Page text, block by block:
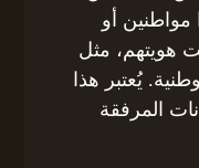
مواطنين أو
هويتهم، مثل
يُعتبر هذا
المرفقة